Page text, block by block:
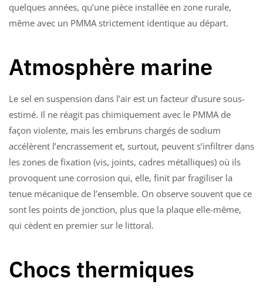
quelques années, qu’une pièce installée en zone rurale,
même avec un PMMA strictement identique au départ.
Atmosphère marine
Le sel en suspension dans l’air est un facteur d’usure sous-
estimé. Il ne réagit pas chimiquement avec le PMMA de
façon violente, mais les embruns chargés de sodium
accélèrent l’encrassement et, surtout, peuvent s’infiltrer dans
les zones de fixation (vis, joints, cadres métalliques) où ils
provoquent une corrosion qui, elle, finit par fragiliser la
tenue mécanique de l’ensemble. On observe souvent que ce
sont les points de jonction, plus que la plaque elle-même,
qui cèdent en premier sur le littoral.
Chocs thermiques